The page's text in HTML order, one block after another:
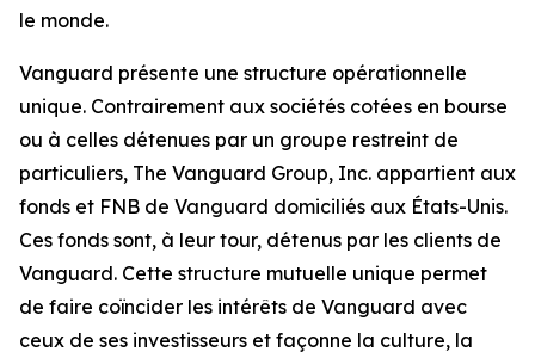
le monde.
Vanguard présente une structure opérationnelle
unique. Contrairement aux sociétés cotées en bourse
ou à celles détenues par un groupe restreint de
particuliers, The Vanguard Group, Inc. appartient aux
fonds et FNB de Vanguard domiciliés aux États-Unis.
Ces fonds sont, à leur tour, détenus par les clients de
Vanguard. Cette structure mutuelle unique permet
de faire coïncider les intérêts de Vanguard avec
ceux de ses investisseurs et façonne la culture, la